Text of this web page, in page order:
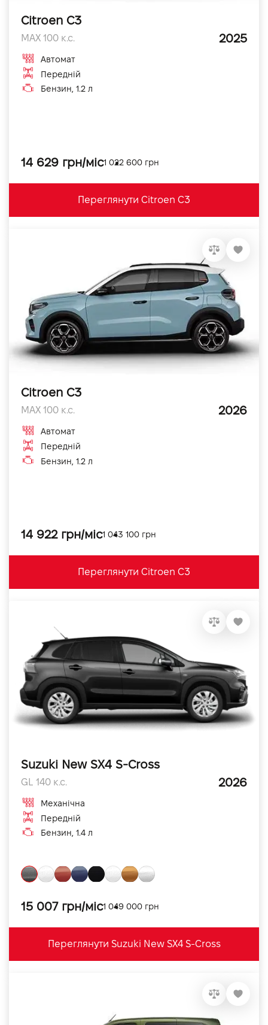
Citroen C3
MAX 100 к.с. 2025
Автомат
Передній
Бензин, 1.2 л
14 629 грн/міс1 022 600 грн
Переглянути Citroen C3
Citroen C3
MAX 100 к.с. 2026
Автомат
Передній
Бензин, 1.2 л
14 922 грн/міс1 043 100 грн
Переглянути Citroen C3
Suzuki New SX4 S-Cross
GL 140 к.с. 2026
Механічна
Передній
Бензин, 1.4 л
15 007 грн/міс1 049 000 грн
Переглянути Suzuki New SX4 S-Cross